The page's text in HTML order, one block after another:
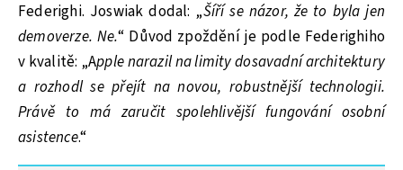
Federighi. Joswiak dodal: „Šíří se názor, že to byla jen
demoverze. Ne.“ Důvod zpoždění je podle Federighiho
v kvalitě: „Apple narazil na limity dosavadní architektury
a rozhodl se přejít na novou, robustnější technologii.
Právě to má zaručit spolehlivější fungování osobní
asistence.“